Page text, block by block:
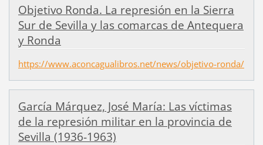
Objetivo Ronda. La represión en la Sierra
Sur de Sevilla y las comarcas de Antequera
y Ronda
https://www.aconcagualibros.net/news/objetivo-ronda/
García Márquez, José María: Las víctimas
de la represión militar en la provincia de
Sevilla (1936-1963)